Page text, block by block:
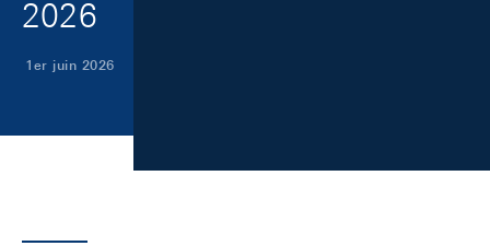
2026
1er juin 2026